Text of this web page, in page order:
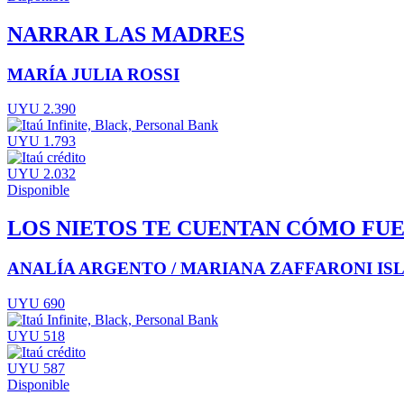
NARRAR LAS MADRES
MARÍA JULIA ROSSI
UYU 2.390
UYU 1.793
UYU 2.032
Disponible
LOS NIETOS TE CUENTAN CÓMO FUE
ANALÍA ARGENTO / MARIANA ZAFFARONI
UYU 690
UYU 518
UYU 587
Disponible